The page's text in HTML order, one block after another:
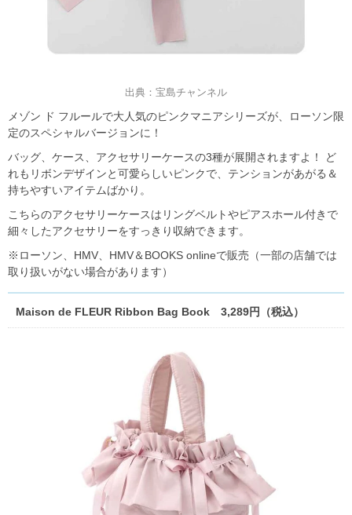
出典：宝島チャンネル
メゾン ド フルールで大人気のピンクマニアシリーズが、ローソン限
定のスペシャルバージョンに！
バッグ、ケース、アクセサリーケースの3種が展開されますよ！ ど
れもリボンデザインと可愛らしいピンクで、テンションがあがる＆
持ちやすいアイテムばかり。
こちらのアクセサリーケースはリングベルトやピアスホール付きで
細々したアクセサリーをすっきり収納できます。
※ローソン、HMV、HMV＆BOOKS onlineで販売（一部の店舗では
取り扱いがない場合があります）
Maison de FLEUR Ribbon Bag Book 3,289円（税込）